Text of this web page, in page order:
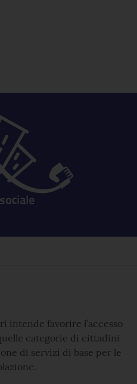
intende favorire l’accesso
categorie di cittadini
di servizi di base per le